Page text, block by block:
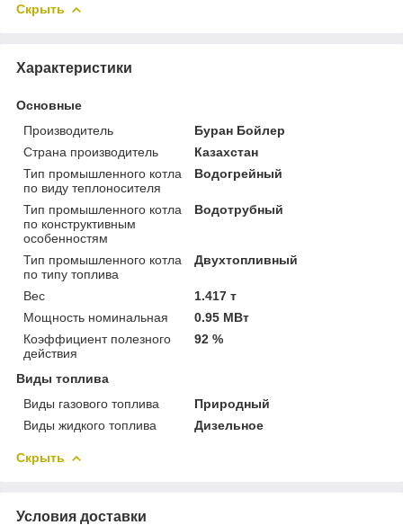
Скрыть
Характеристики
Основные
Производитель
Буран Бойлер
Страна производитель
Казахстан
Тип промышленного котла
по виду теплоносителя
Водогрейный
Тип промышленного котла
по конструктивным
особенностям
Водотрубный
Тип промышленного котла
по типу топлива
Двухтопливный
Вес
1.417 т
Мощность номинальная
0.95 МВт
Коэффициент полезного
действия
92 %
Виды топлива
Виды газового топлива
Природный
Виды жидкого топлива
Дизельное
Скрыть
Условия доставки